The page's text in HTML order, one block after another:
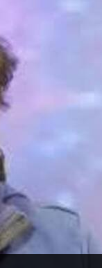
కీలక
సాయి
సహాయం
కింది
అమర్చారు.